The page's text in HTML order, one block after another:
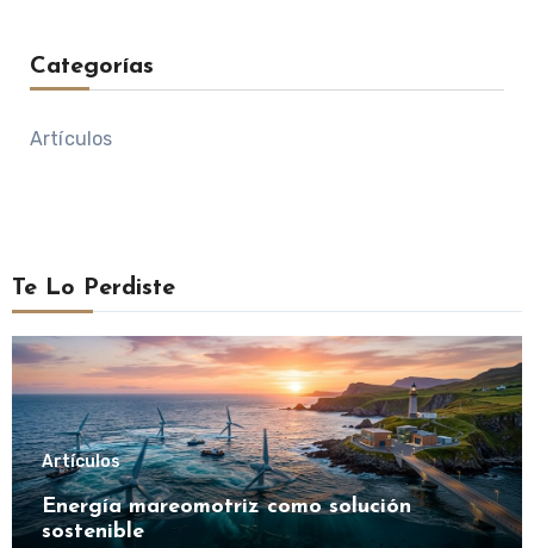
Categorías
Artículos
Te Lo Perdiste
Artículos
Energía mareomotriz como solución
sostenible